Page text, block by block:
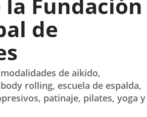
la Fundación
de
de aikido,
rolling, escuela de espalda,
patinaje, pilates, yoga y